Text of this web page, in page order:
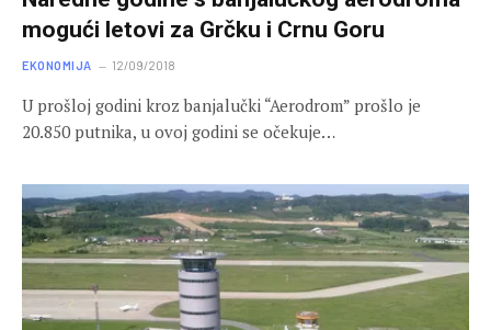
mogući letovi za Grčku i Crnu Goru
EKONOMIJA 12/09/2018
U prošloj godini kroz banjalučki “Aerodrom” prošlo je
20.850 putnika, u ovoj godini se očekuje…